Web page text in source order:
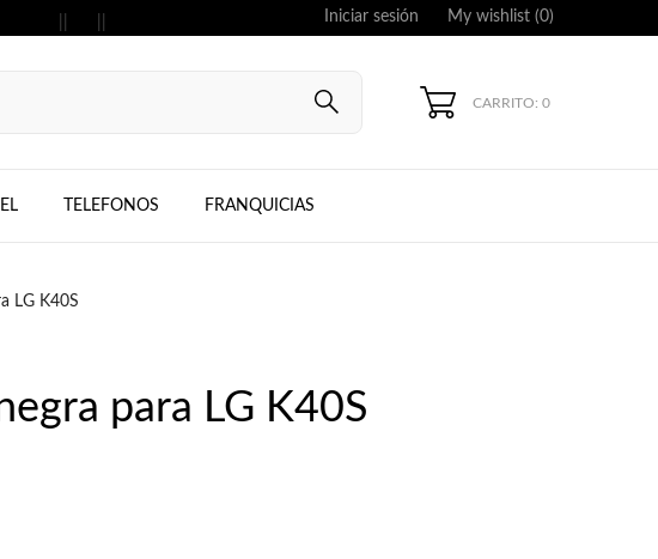
Iniciar sesión My wishlist (0)
CARRITO: 0
TELEFONOS FRANQUICIAS
LG K40S
para LG K40S